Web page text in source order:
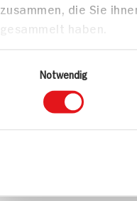
zusammen, die Sie
gesammelt haben.
Notwendig